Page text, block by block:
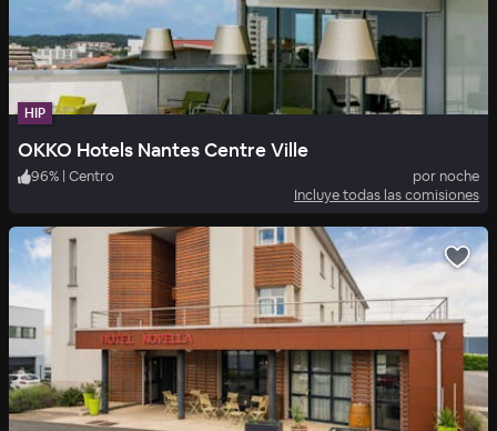
HIP
OKKO Hotels Nantes Centre Ville
96% | Centro
por noche
Incluye todas las comisiones